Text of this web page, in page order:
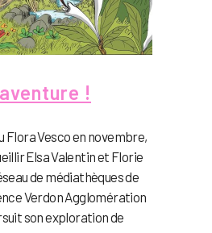
!
Flora Vesco en novembre,
Elsa Valentin et Florie
de médiathèques de
Verdon Agglomération
son exploration de